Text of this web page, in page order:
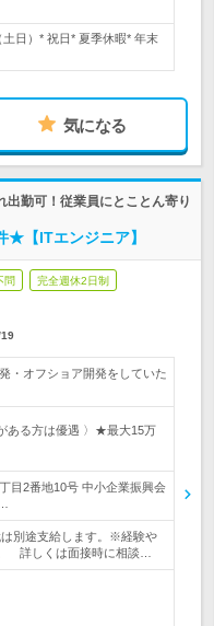
日）* 祝日* 夏季休暇* 年末
気になる
出勤可！従業員にとことん寄り
★【ITエンジニア】
問 完全週休2日制
・オフショア開発をしていた
ある方は優遇 〉★最大15万
目2番地10号 中小企業振興会
別途支給します。※経験や
詳しくは面接時に相談…